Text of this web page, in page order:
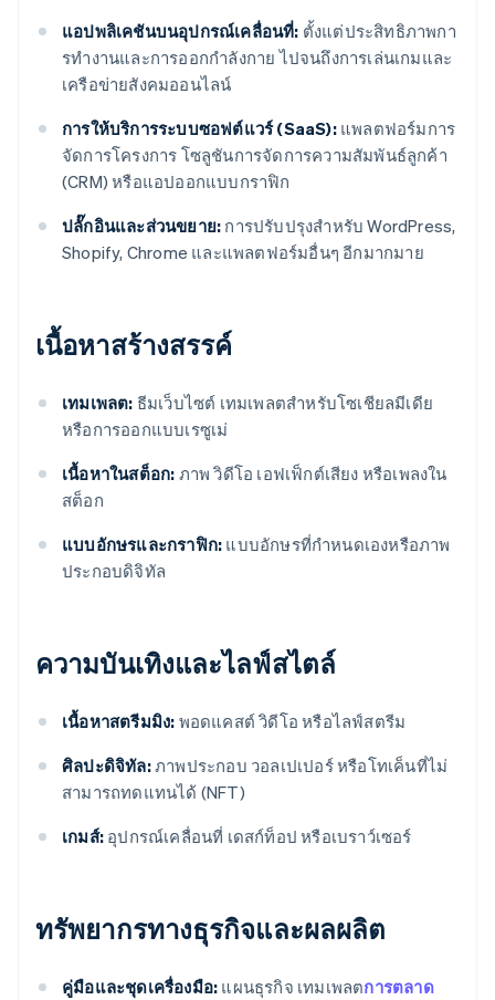
แอปพลิเคชันบนอุปกรณ์เคลื่อนที่: ตั้งแต่ประสิทธิภาพกา
รทํางานและการออกกําลังกาย ไปจนถึงการเล่นเกมและ
เครือข่ายสังคมออนไลน์
การให้บริการระบบซอฟต์แวร์ (SaaS):แพลตฟอร์มการ
จัดการโครงการ โซลูชันการจัดการความสัมพันธ์ลูกค้า
(CRM) หรือแอปออกแบบกราฟิก
ปลั๊กอินและส่วนขยาย: การปรับปรุงสําหรับ WordPress,
Shopify, Chrome และแพลตฟอร์มอื่นๆ อีกมากมาย
เนื้อหาสร้างสรรค์
เทมเพลต: ธีมเว็บไซต์ เทมเพลตสําหรับโซเชียลมีเดีย
หรือการออกแบบเรซูเม่
เนื้อหาในสต็อก: ภาพ วิดีโอ เอฟเฟ็กต์เสียง หรือเพลงใน
สต็อก
แบบอักษรและกราฟิก: แบบอักษรที่กำหนดเองหรือภาพ
ประกอบดิจิทัล
ความบันเทิงและไลฟ์สไตล์
เนื้อหาสตรีมมิง: พอดแคสต์ วิดีโอ หรือไลฟ์สตรีม
ศิลปะดิจิทัล:ภาพประกอบ วอลเปเปอร์ หรือโทเค็นที่ไม่
สามารถทดแทนได้ (NFT)
เกมส์: อุปกรณ์เคลื่อนที่ เดสก์ท็อป หรือเบราว์เซอร์
ทรัพยากรทางธุรกิจและผลผลิต
คู่มือและชุดเครื่องมือ: แผนธุรกิจ เทมเพลตการตลาด